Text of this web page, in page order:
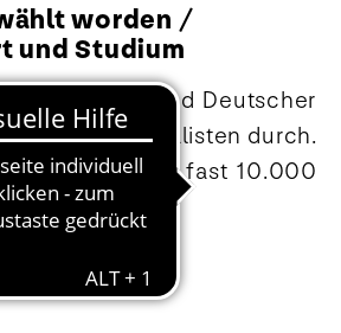
worden /
und Studium